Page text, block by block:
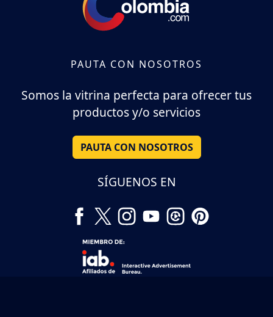
PAUTA CON NOSOTROS
Somos la vitrina perfecta para ofrecer tus
productos y/o servicios
PAUTA CON NOSOTROS
SÍGUENOS EN